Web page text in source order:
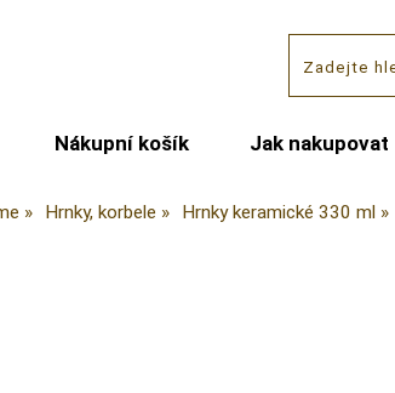
Nákupní košík Jak nakupovat
Hrnky, korbele Hrnky keramické 330 ml